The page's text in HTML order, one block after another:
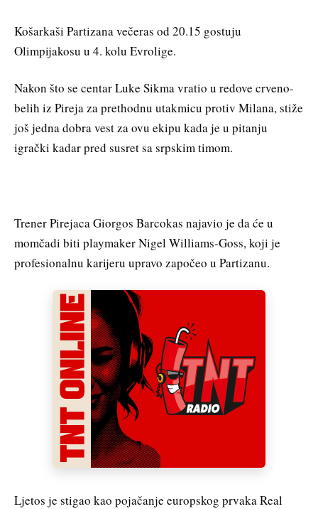
Košarkaši Partizana večeras od 20.15 gostuju
Olimpijakosu u 4. kolu Evrolige.
Nakon što se centar Luke Sikma vratio u redove crveno-
belih iz Pireja za prethodnu utakmicu protiv Milana, stiže
još jedna dobra vest za ovu ekipu kada je u pitanju
igrački kadar pred susret sa srpskim timom.
Trener Pirejaca Giorgos Barcokas najavio je da će u
momčadi biti playmaker Nigel Williams-Goss, koji je
profesionalnu karijeru upravo započeo u Partizanu.
Ljetos je stigao kao pojačanje europskog prvaka Real